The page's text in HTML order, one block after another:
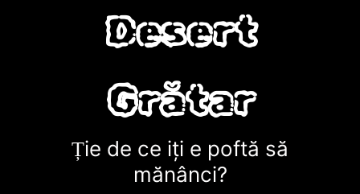
Desert
Grătar
Ție de ce iți e poftă să
mănânci?